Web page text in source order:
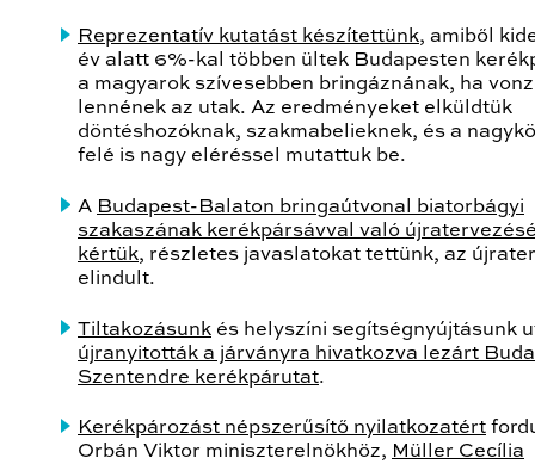
Reprezentatív kutatást készítettünk, amiből
év alatt 6%-kal többen ültek Budapesten
a magyarok szívesebben bringáznának, ha
lennének az utak. Az eredményeket elküldtük
döntéshozóknak, szakmabelieknek, és a
felé is nagy eléréssel mutattuk be.
A Budapest-Balaton bringaútvonal biatorbágyi
szakaszának kerékpársávval való
kértük, részletes javaslatokat tettünk, az
elindult.
Tiltakozásunk és helyszíni segítségnyújtásunk
újranyitották a járványra hivatkozva lezárt
Szentendre kerékpárutat.
Kerékpározást népszerűsítő nyilatkozatért
Orbán Viktor miniszterelnökhöz, Müller Cecília